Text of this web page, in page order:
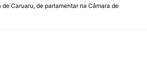
Caruaru, de parlamentar na Câmara de